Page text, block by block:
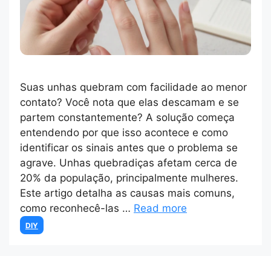
Suas unhas quebram com facilidade ao menor
contato? Você nota que elas descamam e se
partem constantemente? A solução começa
entendendo por que isso acontece e como
identificar os sinais antes que o problema se
agrave. Unhas quebradiças afetam cerca de
20% da população, principalmente mulheres.
Este artigo detalha as causas mais comuns,
como reconhecê-las … Read more
Categories
DIY